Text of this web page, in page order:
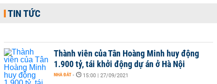
TIN TỨC
Thành viên của Tân Hoàng Minh huy động
1.900 tỷ, tái khởi động dự án ở Hà Nội
NHÀ ĐẤT - 15:00 | 27/09/2021